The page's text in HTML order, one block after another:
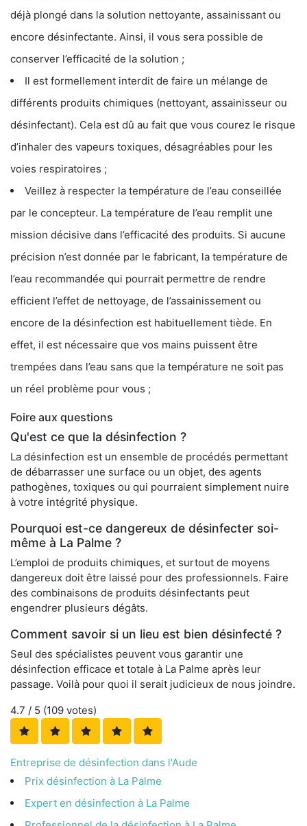
déjà plongé dans la solution nettoyante, assainissant ou
encore désinfectante. Ainsi, il vous sera possible de
conserver l’efficacité de la solution ;
Il est formellement interdit de faire un mélange de
différents produits chimiques (nettoyant, assainisseur ou
désinfectant). Cela est dû au fait que vous courez le risque
d’inhaler des vapeurs toxiques, désagréables pour les
voies respiratoires ;
Veillez à respecter la température de l’eau conseillée
par le concepteur. La température de l’eau remplit une
mission décisive dans l’efficacité des produits. Si aucune
précision n’est donnée par le fabricant, la température de
l’eau recommandée qui pourrait permettre de rendre
efficient l’effet de nettoyage, de l’assainissement ou
encore de la désinfection est habituellement tiède. En
effet, il est nécessaire que vos mains puissent être
trempées dans l’eau sans que la température ne soit pas
un réel problème pour vous ;
Foire aux questions
Qu'est ce que la désinfection ?
La désinfection est un ensemble de procédés permettant
de débarrasser une surface ou un objet, des agents
pathogènes, toxiques ou qui pourraient simplement nuire
à votre intégrité physique.
Pourquoi est-ce dangereux de désinfecter soi-
même à La Palme ?
L’emploi de produits chimiques, et surtout de moyens
dangereux doit être laissé pour des professionnels. Faire
des combinaisons de produits désinfectants peut
engendrer plusieurs dégâts.
Comment savoir si un lieu est bien désinfecté ?
Seul des spécialistes peuvent vous garantir une
désinfection efficace et totale à La Palme après leur
passage. Voilà pour quoi il serait judicieux de nous joindre.
4.7 / 5 (109 votes)
Entreprise de désinfection dans l'Aude
Prix désinfection à La Palme
Expert en désinfection à La Palme